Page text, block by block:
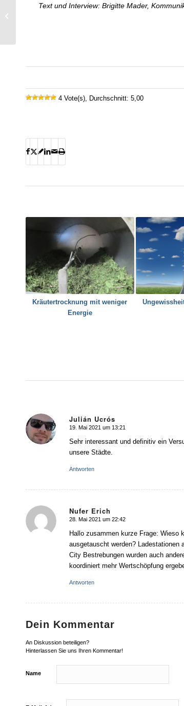
Text und Interview: Brigitte Mader,
4 Vote(s), Durchschnitt: 5,00
Kräutertrocknung mit weniger
Energie
Julián Ucrós
sagte:
19. Mai 2021 um 13:21
Sehr interessant und definitiv ein
unsere Städte.
Antworten
Nufer Erich
sagte:
28. Mai 2021 um 22:42
Hallo zusammen kurze Frage: Wieso
ausgetauscht werden?
City Bestrebungen wurden auch
koordiniert mehr Wertschöpfung
Antworten
Dein Kommentar
An Diskussion beteiligen?
Hinterlassen Sie uns Ihren Kommentar!
Name